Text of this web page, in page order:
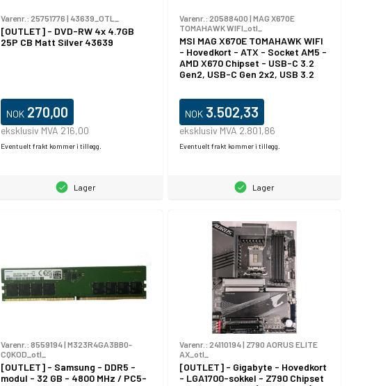
Varenr.: 25751776 | 43639_OTL_
[OUTLET] - DVD-RW 4x 4.7GB
25P CB Matt Silver 43639
NOK 270,00
eksklusiv MVA 216,00
Eventuelt frakt kommer i tillegg.
Lager
Varenr.: 20588400 | MAG X670E
TOMAHAWK WIFI_otl_
MSI MAG X670E TOMAHAWK WIFI
- Hovedkort - ATX - Socket AM5 -
AMD X670 Chipset - USB-C 3.2
Gen2, USB-C Gen 2x2, USB 3.2
LAN, Wi-Fi 6, Bluetooth - innbygd
grafikk (CPU kreves) - HD-lyd (8-
kanalers)
NOK 3.502,33
eksklusiv MVA 2.801,86
Eventuelt frakt kommer i tillegg.
Lager
Varenr.: 8559194| M323R4GA3BB0-
CQKOD_otl_
[OUTLET] - Samsung - DDR5 -
modul - 32 GB - 4800 MHz / PC5-
Varenr.: 24110194| Z790 AORUS ELITE
AX_otl_
[OUTLET] - Gigabyte - Hovedkort
- LGA1700-sokkel - Z790 Chipset